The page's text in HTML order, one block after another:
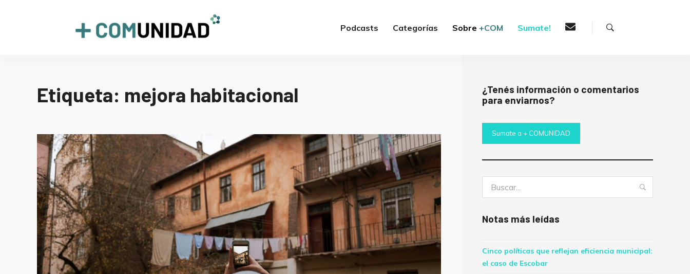
+COMUNIDAD Podcasts Categorías Sobre+COM Sumate!
Etiqueta: mejora habitacional
¿Tenés información o comentarios
para enviarnos?
Sumate a + COMUNIDAD
Notas más leídas
Cinco políticas que reflejan eficiencia municipal:
el caso de Escobar